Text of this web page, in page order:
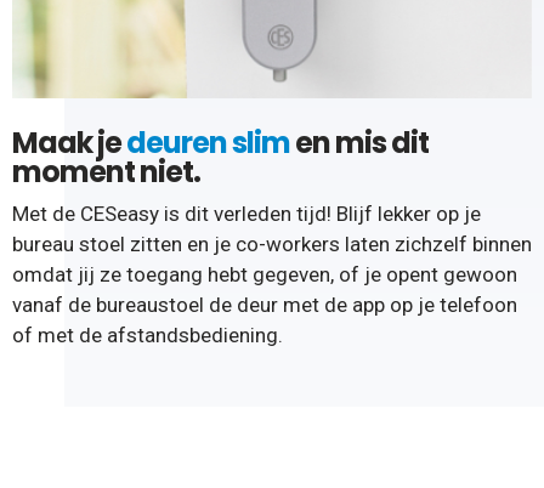
Maak jedeuren slimen mis dit
moment niet.
Met de CESeasy is dit verleden tijd! Blijf lekker op je
bureau stoel zitten en je co-workers laten zichzelf binnen
omdat jij ze toegang hebt gegeven, of je opent gewoon
vanaf de bureaustoel de deur met de app op je telefoon
of met de afstandsbediening.